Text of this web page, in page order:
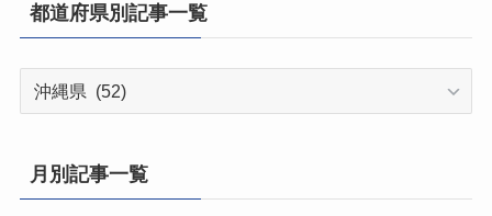
都道府県別記事一覧
県
別
月別記事一覧